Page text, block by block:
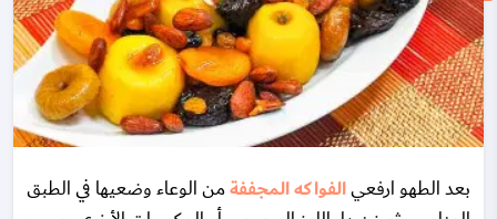
بعد الطهو ارفعيالفواكه المجففةمن الوعاء وضعيها في الطبق